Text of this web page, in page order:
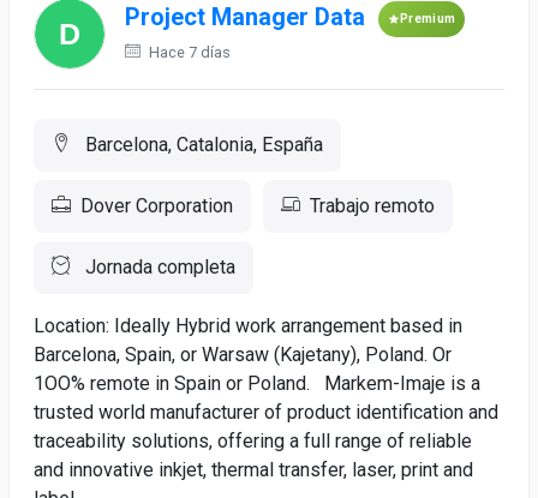
Project Manager Data Premium
Hace 7 días
Barcelona, Catalonia, España
Dover Corporation Trabajo remoto
Jornada completa
Location: Ideally Hybrid work arrangement based in
Barcelona, Spain, or Warsaw (Kajetany), Poland. Or
1OO% remote in Spain or Poland. Markem-Imaje is a
trusted world manufacturer of product identification and
traceability solutions, offering a full range of reliable
and innovative inkjet, thermal transfer, laser, print and